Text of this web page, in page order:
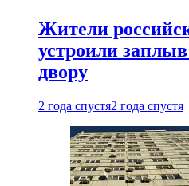
Жители
устроили
двору
2 года спустя2 года спустя